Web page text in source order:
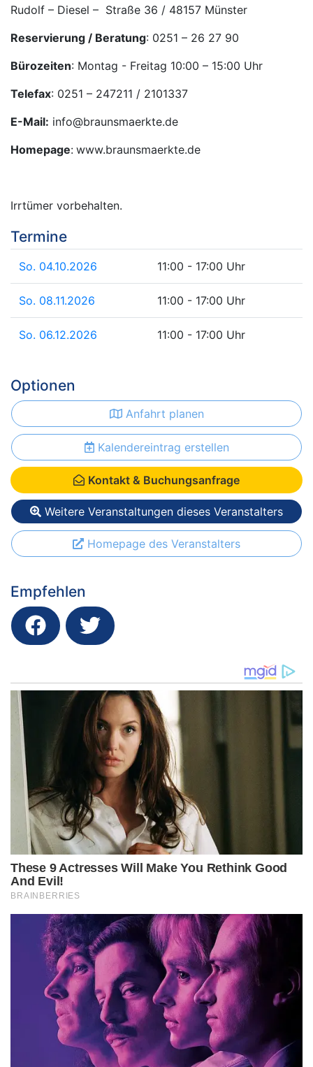
Rudolf – Diesel ­– Straße 36 / 48157 Münster
Reservierung / Beratung: 0251 – 26 27 90
Bürozeiten: Montag - Freitag 10:00 – 15:00 Uhr
Telefax: 0251 – 247211 / 2101337
E-Mail: info@braunsmaerkte.de
Homepage: www.braunsmaerkte.de
Irrtümer vorbehalten.
Termine
So. 04.10.2026 11:00 - 17:00 Uhr
So. 08.11.2026 11:00 - 17:00 Uhr
So. 06.12.2026 11:00 - 17:00 Uhr
Optionen
Anfahrt planen
Kalendereintrag erstellen
Kontakt & Buchungsanfrage
Weitere Veranstaltungen dieses Veranstalters
Homepage des Veranstalters
Empfehlen